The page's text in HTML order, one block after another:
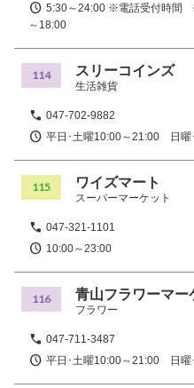
5:30～24:00 ※電話受付時間
～18:00
114 スリーコインズ
生活雑貨
047-702-9882
平日･土曜10:00～21:00 日曜
115 ワイズマート
スーパーマーケット
047-321-1101
10:00～23:00
116 青山フラワーマー
フラワー
047-711-3487
平日･土曜10:00～21:00 日曜